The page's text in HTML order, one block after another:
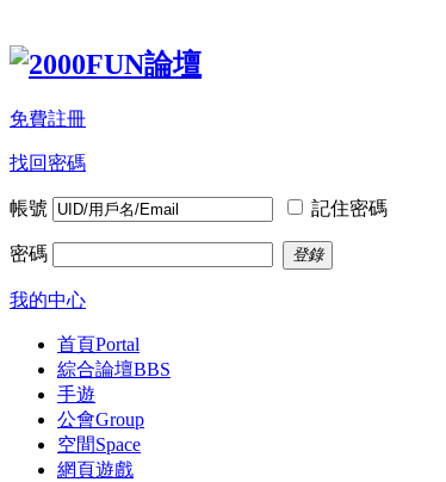
免費註冊
找回密碼
帳號 記住密碼
密碼 登錄
我的中心
首頁Portal
綜合論壇BBS
手遊
公會Group
空間Space
網頁遊戲